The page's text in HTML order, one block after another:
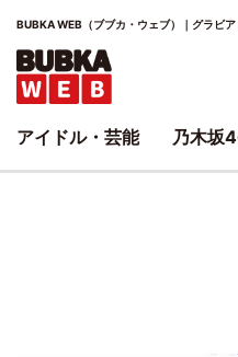
BUBKA WEB（ブブカ・ウェブ）｜グラビ
アイドル・芸能 乃木坂